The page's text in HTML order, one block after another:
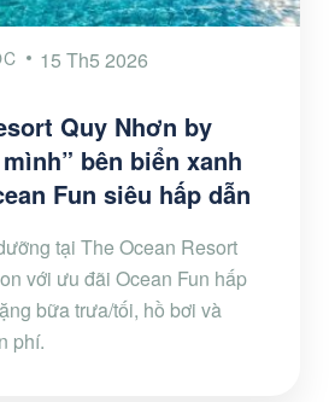
15 Th5 2026
Quy Nhơn by
bên biển xanh
Fun siêu hấp dẫn
tại The Ocean Resort
với ưu đãi Ocean Fun hấp
bữa trưa/tối, hồ bơi và
phí.